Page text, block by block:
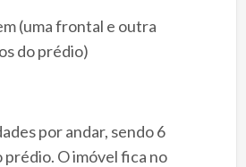
(uma frontal e outra
do prédio)
por andar, sendo 6
O imóvel fica no